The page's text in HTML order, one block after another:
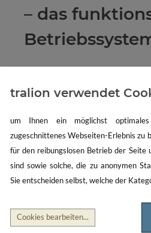
– das
anspruchsvolle Anwender,
zur Home-Edition von
profitieren möchten. Wenn Sie
stehen Ihnen zusätzlich
(WIP) und die BitLocker-
Verfügung. Als weitere Windows
Visualisierungstechnik Hyper-V,
Geräteverwaltung, Windows
tralion verwendet
um Ihnen ein möglichst
zugeschnittenes Webseiten-Erlebnis zu
für den reibungslosen Betrieb der Seite
sind sowie solche, die zu anonymen
Sie entscheiden selbst, welche der
Cookies bearbeiten...